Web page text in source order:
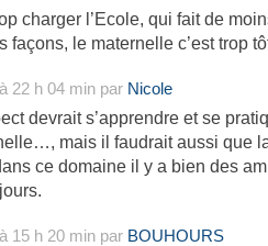
charger l’Ecole, qui fait de
le maternelle c’est trop
22 h 04 min par Nicole
devrait s’apprendre et se
mais il faudrait aussi que
ce domaine il y a bien des
15 h 20 min par BOUHOURS